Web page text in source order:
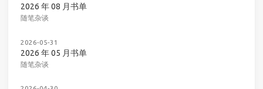
2026 年 08 月书单
随笔杂谈
2026-05-31
2026 年 05 月书单
随笔杂谈